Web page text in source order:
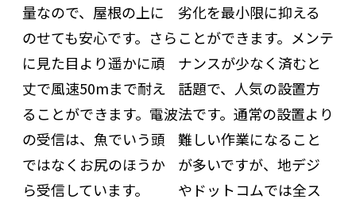
量なので、屋根の上に
のせても安心です。さら
に見た目より遥かに頑
丈で風速50mまで耐え
ることができます。電波
の受信は、魚でいう頭
ではなくお尻のほうか
ら受信しています。
劣化を最小限に抑える
ことができます。メンテ
ナンスが少なく済むと
話題で、人気の設置方
法です。通常の設置より
難しい作業になること
が多いですが、地デジ
やドットコムでは全ス